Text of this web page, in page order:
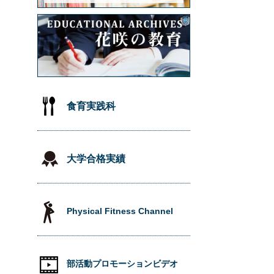
食育実践科
大学合格実績
Physical Fitness Channel
部活動プロモーションビデオ